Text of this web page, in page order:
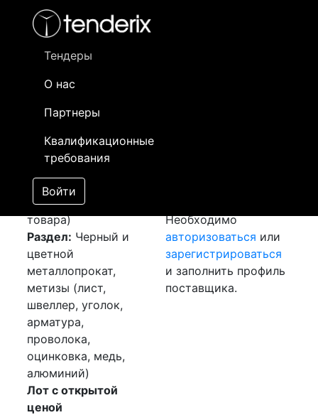
Тендеры
О нас
Партнеры
Квалификационные
требования
Войти
- активный лот
- сохраненный лот (не опубликован)
Закуп:
Металлопрокат
[Завершен]
Лот №:5877
АУКЦИОН (покупка
товара)
Раздел: Черный и
цветной
металлопрокат,
метизы (лист,
швеллер, уголок,
арматура,
проволока,
оцинковка, медь,
алюминий)
Лот с открытой
ценой
Необходимо
авторизоваться или
зарегистрироваться
и заполнить профиль
поставщика.